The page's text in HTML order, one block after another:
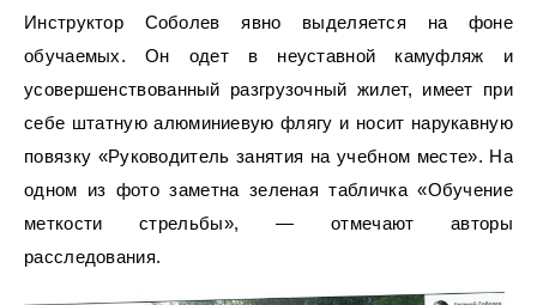
Инструктор Соболев явно выделяется на фоне
обучаемых. Он одет в неуставной камуфляж и
усовершенствованный разгрузочный жилет, имеет при
себе штатную алюминиевую флягу и носит нарукавную
повязку «Руководитель занятия на учебном месте». На
одном из фото заметна зеленая табличка «Обучение
меткости стрельбы», — отмечают авторы
расследования.